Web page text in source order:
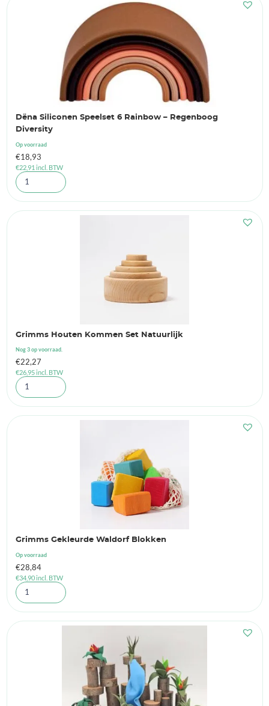
Dëna Siliconen Speelset 6 Rainbow – Regenboog
Diversity
Op voorraad
€18,93
€22,91 incl. BTW
Grimms Houten Kommen Set Natuurlijk
Nog 3 op voorraad.
€22,27
€26,95incl. BTW
Grimms Gekleurde Waldorf Blokken
Op voorraad
€28,84
€34,90incl. BTW